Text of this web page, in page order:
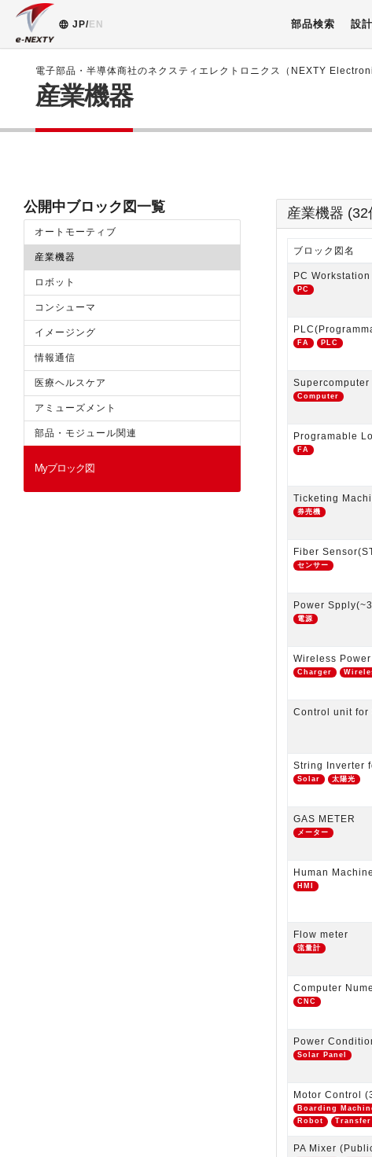
JP/ EN 部品検索 設
電子部品・半導体商社のネクスティエレクトロニクス（NEXTY
産業機器
公開中ブロック図一覧
オートモーティブ
産業機器
ロボット
コンシューマ
イメージング
情報通信
医療ヘルスケア
アミューズメント
部品・モジュール関連
Myブロック図
産業機器 (32
ブロック図名
PC Workstation
PC
FA PLC
Supercomputer
Computer
Programable
FA
Ticketing
券売機
Fiber
センサー
Power
電源
Wireless
Charger
Control unit for
String Inverter
Solar 太陽光
GAS METER
メーター
Human
HMI
Flow meter
流量計
Computer
CNC
Power
Solar Panel
Motor Control
Boarding
Robot
PA Mixer